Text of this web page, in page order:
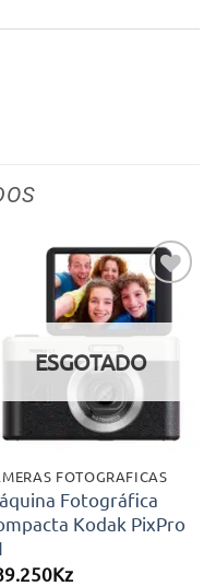
Adicionar
aos meus
desejos
ESGOTADO
FOTOGRAFICAS
Fotográfica
Kodak PixPro
Kz